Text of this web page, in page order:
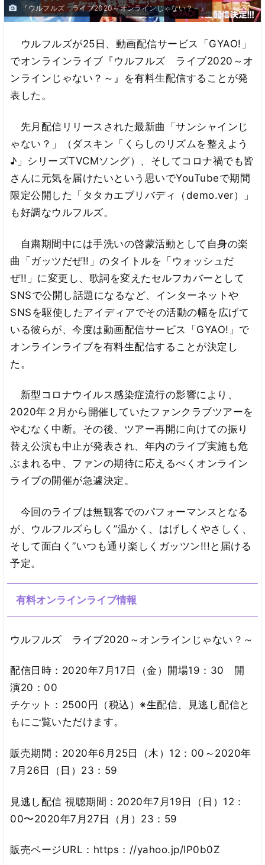
『ウルフルズ ライブ2020～オンラインじゃない？～』
ウルフルズが25日、動画配信サービス「GYAO!」
でオンラインライブ『ウルフルズ ライブ2020～オ
ンラインじゃない？～』を有料生配信することが発
表した。
先月配信リリースされた最新曲「サンシャインじ
ゃない？」（ダスキン「くらしのリズムを整えよう
♪」シリーズTVCMソング）、そしてコロナ禍でも皆
さんに元気を届けたいという思いでYouTubeで期間
限定公開した「タタカエブリバディ（demo.ver）」
も好調なウルフルズ。
自粛期間中には手洗いの啓蒙活動として自身の楽
曲「ガッツだぜ!!」のタイトルを「ウォッシュだ
ぜ!!」に変更し、歌詞を変えたセルフカバーとして
SNSで公開し話題になるなど、インターネットや
SNSを駆使したアイディアでその活動の幅を広げて
いる彼らが、今度は動画配信サービス「GYAO!」で
オンラインライブを有料生配信することが決定し
た。
新型コロナウイルス感染症流行の影響により、
2020年２月から開催していたファンクラブツアーを
やむなく中断。その後、ツアー再開に向けての振り
替え公演も中止が発表され、年内のライブ実施も危
ぶまれる中、ファンの期待に応えるべくオンライン
ライブの開催が急遽決定。
今回のライブは無観客でのパフォーマンスとなる
が、ウルフルズらしく”温かく、はげしくやさしく、
そして面白く”いつも通り楽しくガッツン!!!と届ける
予定。
有料オンラインライブ情報
ウルフルズ ライブ2020～オンラインじゃない？～
配信日時：2020年7月17日（金）開場19：30 開
演20：00
チケット：2500円（税込）※生配信、見逃し配信と
もにご覧いただけます。
販売期間：2020年6月25日（木）12：00～2020年
7月26日（日）23：59
見逃し配信 視聴期間：2020年7月19日（日）12：
00〜2020年7月27日（月）23：59
販売ページURL：https：//yahoo.jp/IP0b0Z